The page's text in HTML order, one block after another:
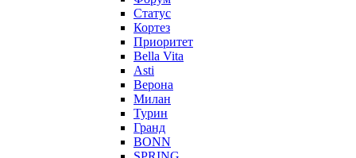
Статус
Кортез
Приоритет
Bella Vita
Asti
Верона
Милан
Турин
Гранд
BONN